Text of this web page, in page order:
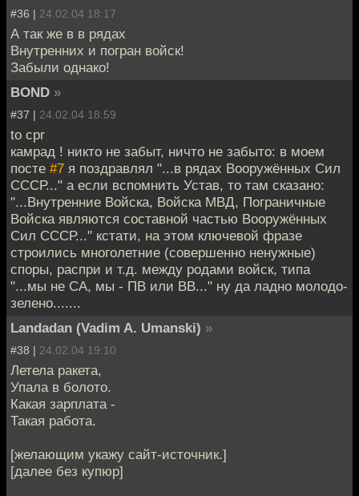
#36 | 24.02.04 18:17
А так же в в рядах
Внутренних и погран войск!
Забыли однако!
BOND »
#37 | 24.02.04 18:59
to cpr
камрад ! никто не забыт, ничто не забыто: в моем
посте #7 я поздравлял "...в рядах Вооружённых Сил
СССР..." а если вспомнить Устав, то там сказано:
"...Внутренние Войска, Войска МВД, Пограничные
Войска являются составной частью Вооружённых
Сил СССР..." кстати, на этом ключевой фразе
строились многолетние (совершенно ненужные)
споры, распри и т.д. между родами войск, типа
"...мы не СА, мы - ПВ или ВВ..." ну да ладно молодо-
зелено.......
Landadan (Vadim A. Umanski) »
#38 | 24.02.04 19:10
Летела ракета,
Упала в болото.
Какая зарплата -
Такая работа.
[желающим укажу сайт-источник.]
[далее без купюр]